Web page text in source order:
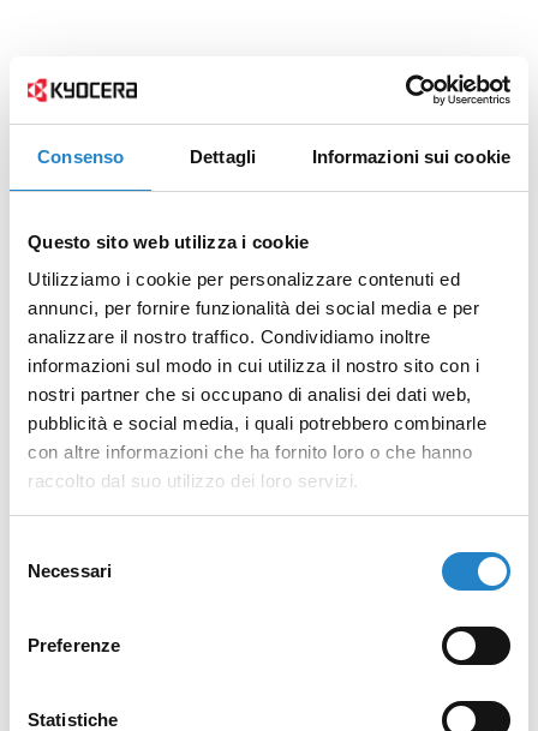
Consenso Dettagli Informazioni sui cookie
Questo sito web utilizza i cookie
Utilizziamo i cookie per personalizzare contenuti ed
annunci, per fornire funzionalità dei social media e per
analizzare il nostro traffico. Condividiamo inoltre
informazioni sul modo in cui utilizza il nostro sito con i
nostri partner che si occupano di analisi dei dati web,
pubblicità e social media, i quali potrebbero combinarle
con altre informazioni che ha fornito loro o che hanno
raccolto dal suo utilizzo dei loro servizi.
delNecessari
Preferenze
Statistiche